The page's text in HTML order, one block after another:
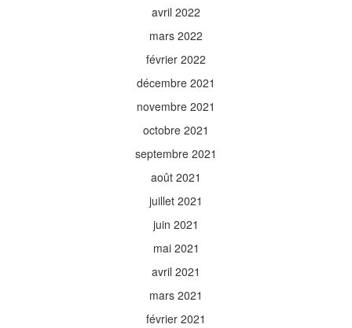
avril 2022
mars 2022
février 2022
décembre 2021
novembre 2021
octobre 2021
septembre 2021
août 2021
juillet 2021
juin 2021
mai 2021
avril 2021
mars 2021
février 2021